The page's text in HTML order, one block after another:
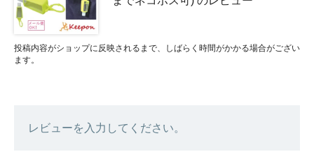
投稿内容がショップに反映されるまで、しばらく時間がかかる場合がござい
ます。
レビューを入力してください。